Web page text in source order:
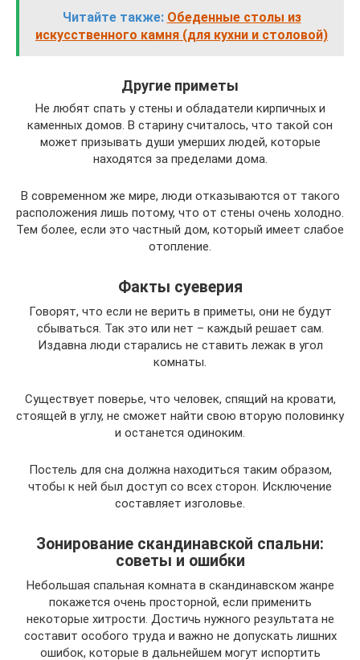
Читайте также: Обеденные столы из
искусственного камня (для кухни и столовой)
Другие приметы
Не любят спать у стены и обладатели кирпичных и
каменных домов. В старину считалось, что такой сон
может призывать души умерших людей, которые
находятся за пределами дома.
В современном же мире, люди отказываются от такого
расположения лишь потому, что от стены очень холодно.
Тем более, если это частный дом, который имеет слабое
отопление.
Факты суеверия
Говорят, что если не верить в приметы, они не будут
сбываться. Так это или нет – каждый решает сам.
Издавна люди старались не ставить лежак в угол
комнаты.
Существует поверье, что человек, спящий на кровати,
стоящей в углу, не сможет найти свою вторую половинку
и останется одиноким.
Постель для сна должна находиться таким образом,
чтобы к ней был доступ со всех сторон. Исключение
составляет изголовье.
Зонирование скандинавской спальни:
советы и ошибки
Небольшая спальная комната в скандинавском жанре
покажется очень просторной, если применить
некоторые хитрости. Достичь нужного результата не
составит особого труда и важно не допускать лишних
ошибок, которые в дальнейшем могут испортить